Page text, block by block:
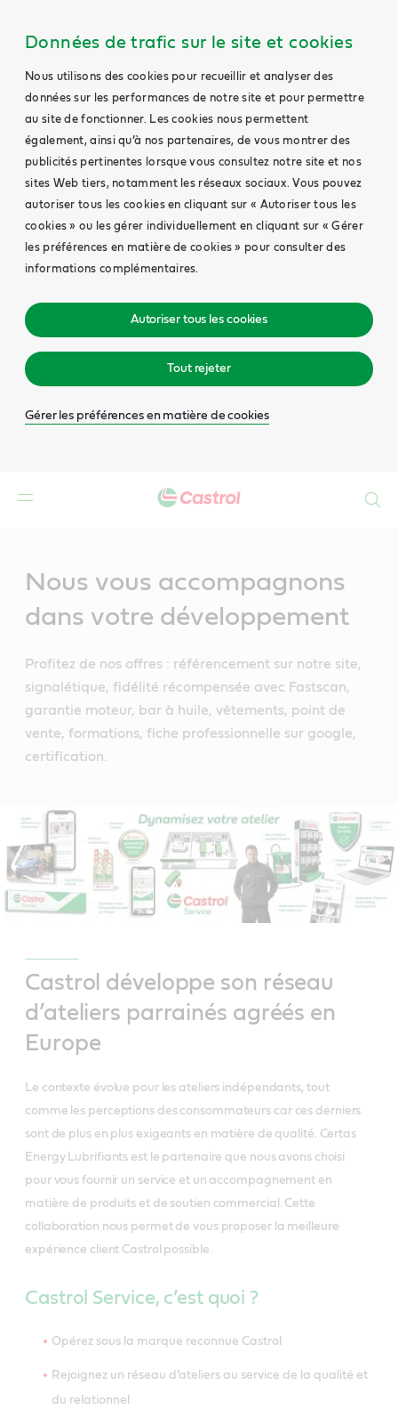
Données de trafic sur le site et cookies
Nous utilisons des cookies pour recueillir et analyser des
données sur les performances de notre site et pour permettre
au site de fonctionner. Les cookies nous permettent
également, ainsi qu’à nos partenaires, de vous montrer des
publicités pertinentes lorsque vous consultez notre site et nos
sites Web tiers, notamment les réseaux sociaux. Vous pouvez
autoriser tous les cookies en cliquant sur « Autoriser tous les
cookies » ou les gérer individuellement en cliquant sur « Gérer
les préférences en matière de cookies » pour consulter des
informations complémentaires.
Autoriser tous les cookies
Tout rejeter
Gérer les préférences en matière de cookies
Nous vous accompagnons
dans votre développement
Profitez de nos offres : référencement sur notre site,
signalétique, fidélité récompensée avec Fastscan,
garantie moteur, bar à huile, vêtements, point de
vente, formations, fiche professionnelle sur google,
certification.
Castrol développe son réseau
d’ateliers parrainés agréés en
Europe
Le contexte évolue pour les ateliers indépendants, tout
comme les perceptions des consommateurs car ces derniers
sont de plus en plus exigeants en matière de qualité. Certas
Energy Lubrifiants est le partenaire que nous avons choisi
pour vous fournir un service et un accompagnement en
matière de produits et de soutien commercial. Cette
collaboration nous permet de vous proposer la meilleure
expérience client Castrol possible.
Castrol Service, c’est quoi ?
Opérez sous la marque reconnue Castrol
Rejoignez un réseau d’ateliers au service de la qualité et
du relationnel